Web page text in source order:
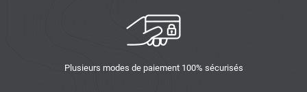
Plusieurs modes de paiement 100% sécurisés